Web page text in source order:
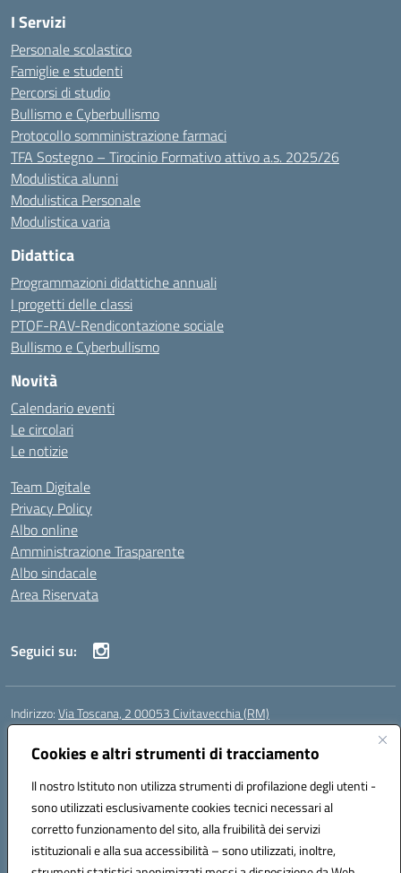
Cookies e altri strumenti di tracciamento
Il nostro Istituto non utilizza strumenti di profilazione degli utenti -
sono utilizzati esclusivamente cookies tecnici necessari al
corretto funzionamento del sito, alla fruibilità dei servizi
istituzionali e alla sua accessibilità – sono utilizzati, inoltre,
I Servizi
Personale scolastico
Famiglie e studenti
Percorsi di studio
Bullismo e Cyberbullismo
Protocollo somministrazione farmaci
TFA Sostegno – Tirocinio Formativo attivo a.s. 2025/26
Modulistica alunni
Modulistica Personale
Modulistica varia
Didattica
Programmazioni didattiche annuali
I progetti delle classi
PTOF-RAV-Rendicontazione sociale
Bullismo e Cyberbullismo
Novità
Calendario eventi
Le circolari
Le notizie
Team Digitale
Privacy Policy
Albo online
Amministrazione Trasparente
Albo sindacale
Area Riservata
Seguici su:
Indirizzo:Via Toscana, 2 00053 Civitavecchia (RM)
Centralino:
Posta elettronica certificata (PEC):rmic8b900g@pec.istruzione.it
Codice fiscale: 91038380589
Codice meccanografico:RMIC8B900G
Codice Indice delle Pubbliche Amministrazioni (IPA): istsc_rmic8b900g
Codice unico di fatturazione (CUF): UFP4NO